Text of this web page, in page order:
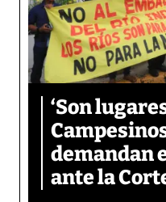
‘Son
demandan
ante la